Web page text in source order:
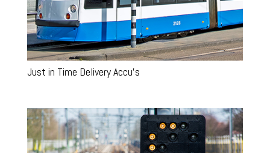
Just in Time Delivery Accu’s